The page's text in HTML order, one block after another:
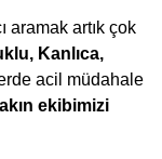
aramak artık çok
Kanlıca,
acil müdahale
ekibimizi